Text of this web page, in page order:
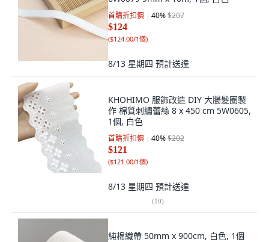
首購折扣價 40%$207
$124
($124.00/1個)
8/13 星期四 預計送達
KHOHIMO 服飾改造 DIY 大腸髮圈製
作 棉質刺繡蕾絲 8 x 450 cm 5W0605,
1個, 白色
首購折扣價 40%$202
$121
($121.00/1個)
8/13 星期四 預計送達
(10)
純棉織帶 50mm x 900cm, 白色, 1個